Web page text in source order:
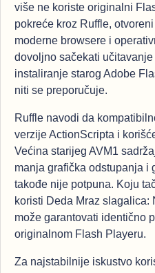
više ne koriste originalni
pokreće kroz Ruffle,
moderne browsere i
dovoljno sačekati
instaliranje starog Adobe
niti se preporučuje.
Ruffle navodi da
verzije ActionScripta i
Većina starijeg AVM1
manja grafička odstupanja i
takođe nije potpuna. Koju
koristi Deda Mraz slagalica:
može garantovati identično
originalnom Flash Playeru.
Za najstabilnije iskustvo